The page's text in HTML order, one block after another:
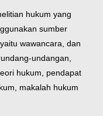
hukum yang
sumber
wawancara, dan
undangan,
hukum, pendapat
makalah hukum